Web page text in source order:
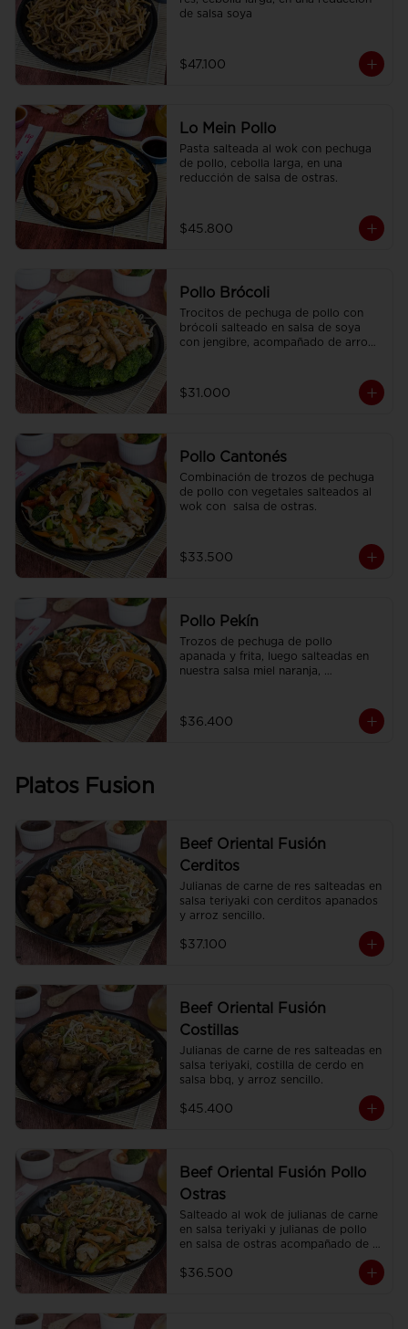
de salsa soya
$47.100
Lo Mein Pollo
Pasta salteada al wok con pechuga
de pollo, cebolla larga, en una
reducción de salsa de ostras.
$45.800
Pollo Brócoli
Trocitos de pechuga de pollo con
brócoli salteado en salsa de soya
con jengibre, acompañado de arroz
$31.000
Pollo Cantonés
Combinación de trozos de pechuga
de pollo con vegetales salteados al
wok con  salsa de ostras.
$33.500
Pollo Pekín
Trozos de pechuga de pollo
apanada y frita, luego salteadas en
nuestra salsa miel naranja,
$36.400
Platos Fusion
Beef Oriental Fusión
Cerditos
Julianas de carne de res salteadas en
salsa teriyaki con cerditos apanados
y arroz sencillo.
$37.100
Beef Oriental Fusión
Costillas
Julianas de carne de res salteadas en
salsa teriyaki, costilla de cerdo en
salsa bbq, y arroz sencillo.
$45.400
Beef Oriental Fusión Pollo
Ostras
Salteado al wok de julianas de carne
en salsa teriyaki y julianas de pollo
en salsa de ostras acompañado de
$36.500